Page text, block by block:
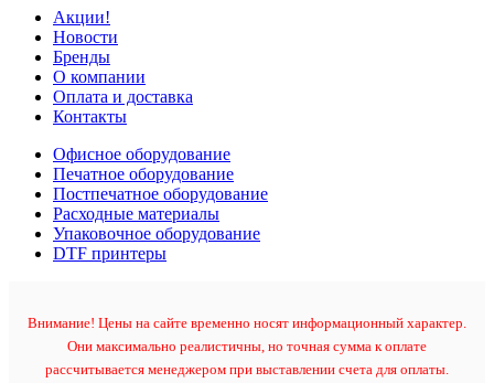
Акции!
Новости
Бренды
О компании
Оплата и доставка
Контакты
Офисное оборудование
Печатное оборудование
Постпечатное оборудование
Расходные материалы
Упаковочное оборудование
DTF принтеры
Внимание! Цены на сайте временно носят информационный характер.
Они максимально реалистичны, но точная сумма к оплате
рассчитывается менеджером при выставлении счета для оплаты.